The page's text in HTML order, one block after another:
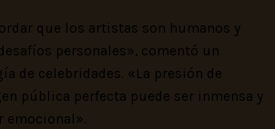
que los artistas son humanos y
personales», comentó un
de celebridades. «La presión de
pública perfecta puede ser inmensa y
emocional».